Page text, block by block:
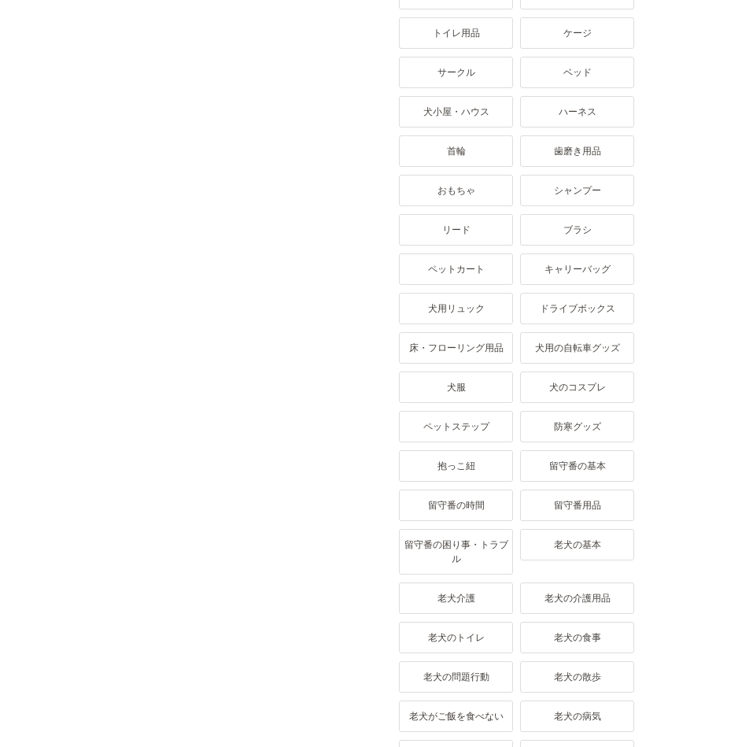
トイレ用品 ケージ
サークル ベッド
犬小屋・ハウス ハーネス
首輪 歯磨き用品
おもちゃ シャンプー
リード ブラシ
ペットカート キャリーバッグ
犬用リュック ドライブボックス
床・フローリング用品 犬用の自転車グッズ
犬服 犬のコスプレ
ペットステップ 防寒グッズ
抱っこ紐 留守番の基本
留守番の時間 留守番用品
留守番の困り事・トラブ
ル
老犬の基本
老犬介護 老犬の介護用品
老犬のトイレ 老犬の食事
老犬の問題行動 老犬の散歩
老犬がご飯を食べない 老犬の病気